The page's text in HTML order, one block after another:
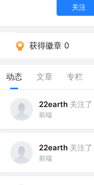
关注
获得徽章 0
动态 文章 专栏
22earth 关注了
前端
22earth 关注了
前端